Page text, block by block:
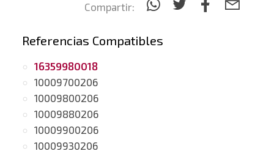
Compartir:
Referencias Compatibles
16359980018
10009700206
10009800206
10009880206
10009900206
10009930206